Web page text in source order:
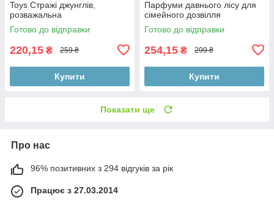
Toys Стражі джунглів,
розважальна
Готово до відправки
220,15 ₴ 259 ₴
Купити
Парфуми давнього лісу для
сімейного дозвілля
Готово до відправки
254,15 ₴ 299 ₴
Купити
Показати ще
Про нас
96% позитивних з 294 відгуків за рік
Працює з 27.03.2014